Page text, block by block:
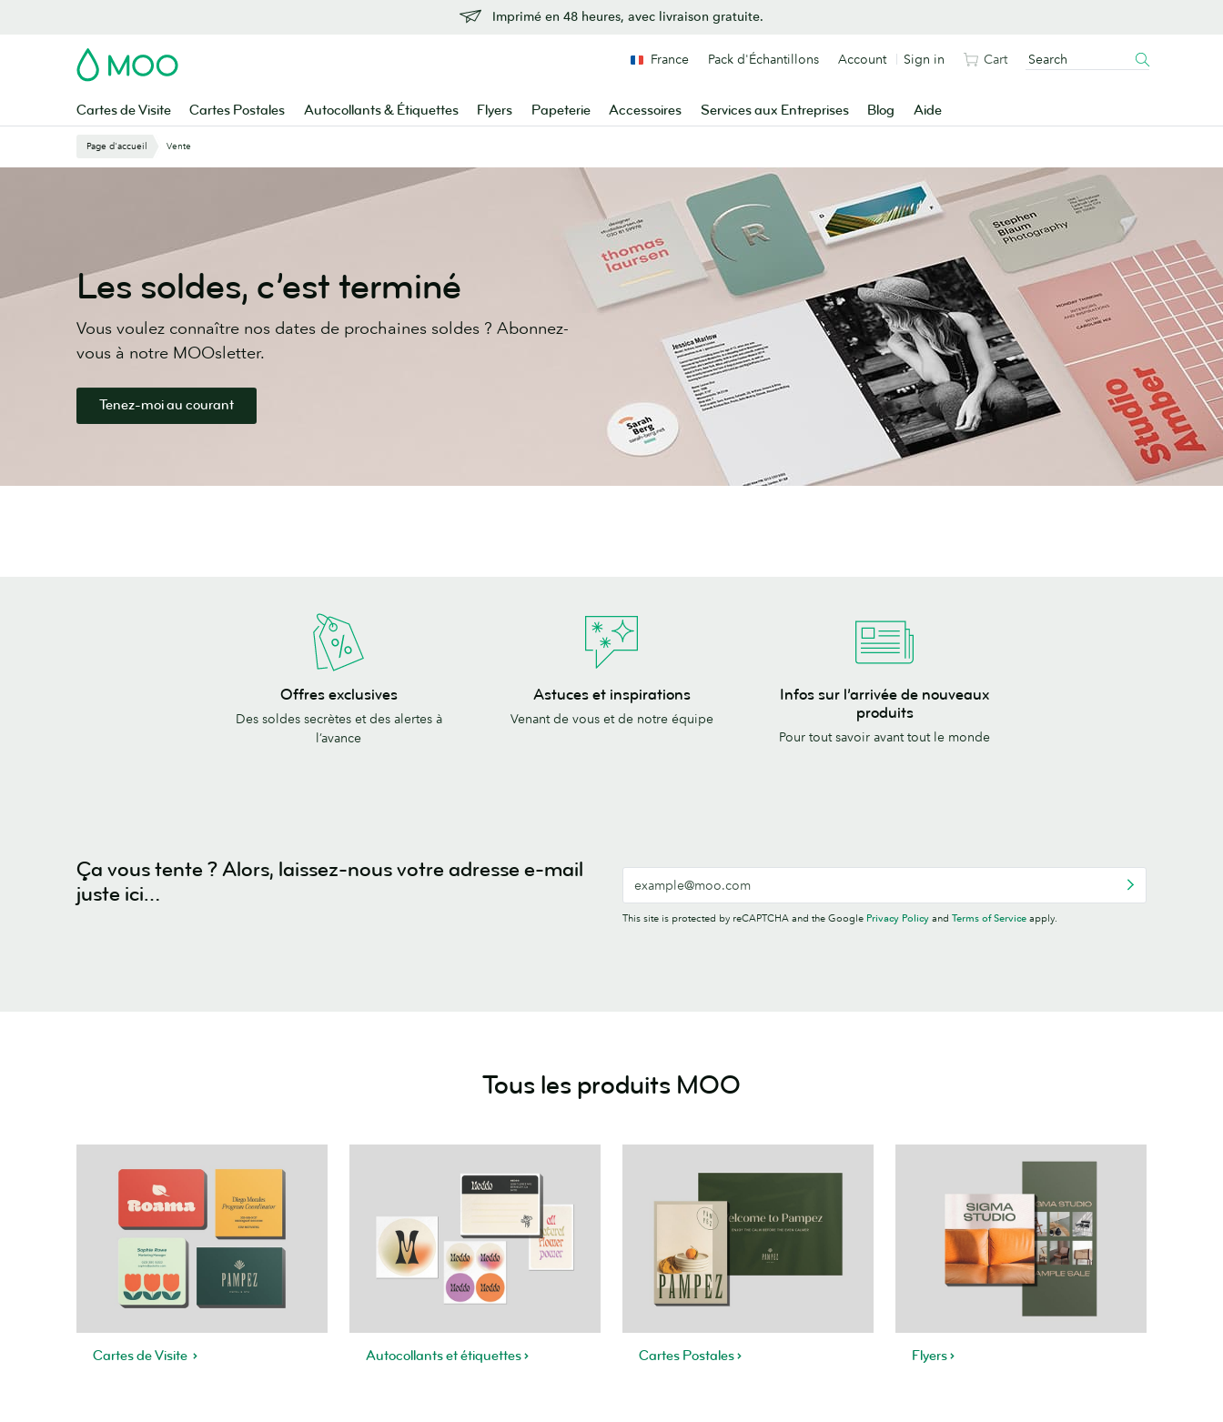
Imprimé en 48 heures, avec livraison gratuite.
MOO
Cartes de Visite Cartes Postales Autocollants & Étiquettes Flyers Papeterie Accessoires Services aux Entreprises Blog Aide
France Pack d'Échantillons Account Sign in Cart
Page d'accueil Vente
Les soldes, c’est terminé
Vous voulez connaître nos dates de prochaines soldes ? Abonnez-
vous à notre MOOsletter.
Tenez-moi au courant
Offres exclusives
Des soldes secrètes et des alertes à
l’avance
inspirations
Astuces et inspirations
Venant de vous et de notre équipe
Infos
l’arrivée
Infos sur l’arrivée de nouveaux
produits
Pour tout savoir avant tout le monde
Ça vous tente ? Alors, laissez-nous votre adresse e-mail
juste ici…
This site is protected by reCAPTCHA and the Google Privacy Policy and Terms of Service apply.
Tous les produits MOO
Cartes de Visite Autocollants et étiquettes Cartes Postales Flyers